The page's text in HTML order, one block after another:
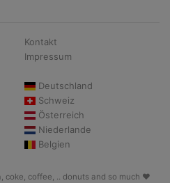
Kontakt
Impressum
Deutschland
Schweiz
Österreich
Niederlande
Belgien
coke, coffee, .. donuts and so much ♥